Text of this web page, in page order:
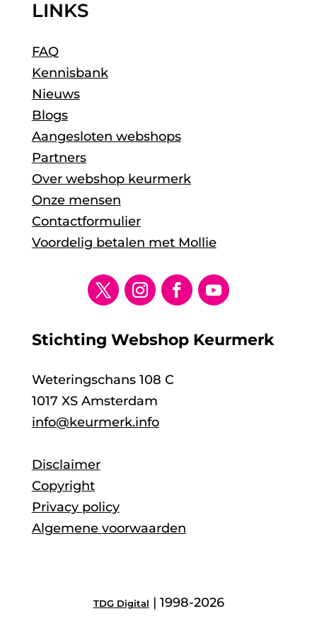
LINKS
FAQ
Kennisbank
Nieuws
Blogs
Aangesloten webshops
Partners
Over webshop keurmerk
Onze mensen
Contactformulier
Voordelig betalen met Mollie
Stichting Webshop Keurmerk
Weteringschans 108 C
1017 XS Amsterdam
info@keurmerk.info
Disclaimer
Copyright
Privacy policy
Algemene voorwaarden
TDG Digital | 1998-2026